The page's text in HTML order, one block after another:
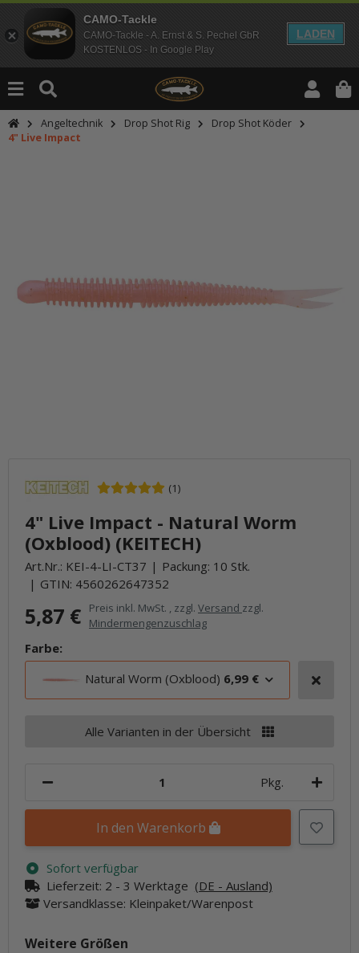
CAMO-Tackle
CAMO-Tackle - A. Ernst & S. Pechel GbR
KOSTENLOS - In Google Play
LADEN
Angeltechnik Drop Shot Rig
Drop Shot Köder
4" Live Impact
(1)
4" Live Impact - Natural Worm
(Oxblood) (KEITECH)
Art.Nr.: KEI-4-LI-CT37
Packung: 10 Stk.
GTIN: 4560262647352
5,87 € Preis inkl. MwSt. , zzgl. Versand zzgl.
Mindermengenzuschlag
Farbe:
Natural Worm (Oxblood) 6,99 €
Alle Varianten in der Übersicht
Pkg.
In den Warenkorb
Sofort verfügbar
Lieferzeit: 2 - 3 Werktage (DE - Ausland)
Versandklasse: Kleinpaket/Warenpost
Weitere Größen